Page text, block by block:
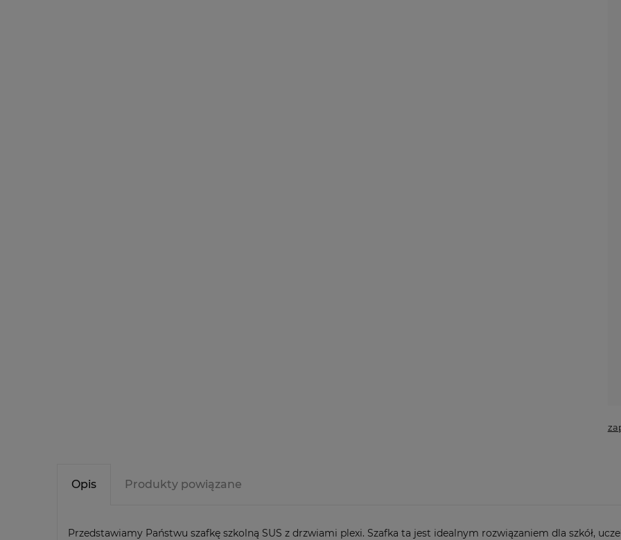
Opis Produkty powiązane
Przedstawiamy Państwu szafkę szkolną SUS z drzwiami plexi. Szafka ta jest idealnym rozwiązaniem dla szkół,